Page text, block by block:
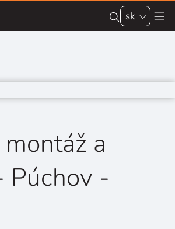
sk
a
Púchov -